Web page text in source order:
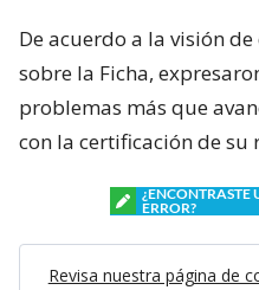
De acuerdo a la visión
sobre la Ficha,
problemas más que
con la certificación de su
¿ENCONTRASTE
ERROR?
Revisa nuestra página de